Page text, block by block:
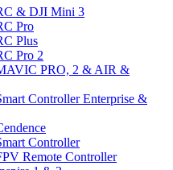
& DJI Mini 3
Pro
Plus
Pro 2
PRO, 2 & AIR &
Controller Enterprise &
Controller
Remote Controller